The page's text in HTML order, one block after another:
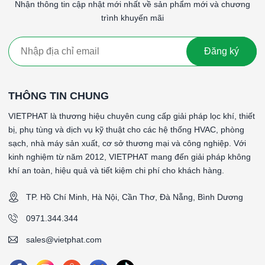
Bề mặt sơn đạt chuẩnASTM D3359
CO/CQ, bản vẽ kỹ thuật, chứng chỉ chất
lượng đầy đủ
🌟Chất lượng ổn định – giá tốt – sản xuất trực tiếp
🚚Giao hàng nhanh toàn quốc
🧾Hồ sơ đầy đủ cho dự án – phòng sạch – nhà máy
💬 Tư vấn kỹ thuật miễn phí, chọn đúng loại lọc phù hợp
7. Liên hệ báo giá
📞 Hotline/Zalo:0971.344.344
Nhận thông tin cập nhật mới nhất về sản phẩm mới và chương
trình khuyến mãi
Đăng ký
THÔNG TIN CHUNG
VIETPHAT là thương hiệu chuyên cung cấp giải pháp lọc khí, thiết
bị, phụ tùng và dịch vụ kỹ thuật cho các hệ thống HVAC, phòng
sạch, nhà máy sản xuất, cơ sở thương mại và công nghiệp. Với
kinh nghiệm từ năm 2012, VIETPHAT mang đến giải pháp không
khí an toàn, hiệu quả và tiết kiệm chi phí cho khách hàng.
TP. Hồ Chí Minh, Hà Nội, Cần Thơ, Đà Nẵng, Bình Dương
0971.344.344
sales@vietphat.com